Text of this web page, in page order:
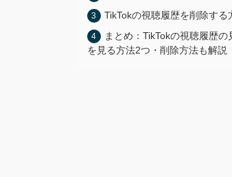
TikTokの視聴履歴を削除する
まとめ：TikTokの視聴履歴
を見る方法2つ・削除方法も解説